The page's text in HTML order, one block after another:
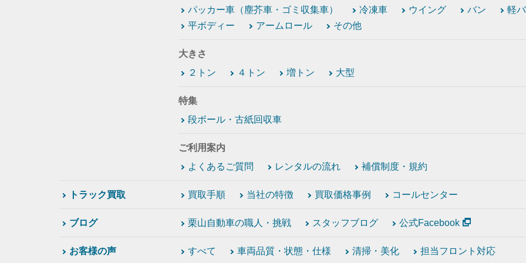
パッカー車（塵芥車・ゴミ収集車）
冷凍車 ウイング バン 軽
平ボディー
アームロール その他
大きさ
２トン
４トン 増トン 大型
特集
段ボール・古紙回収車
ご利用案内
よくあるご質問
レンタルの流れ 補償制度・規約
トラック買取 買取手順 当社の特徴 買取価格事例 コールセンター
ブログ 栗山自動車の職人・挑戦 スタッフブログ 公式Facebook
お客様の声 すべて 車両品質・状態・仕様 清掃・美化 担当フロント対応